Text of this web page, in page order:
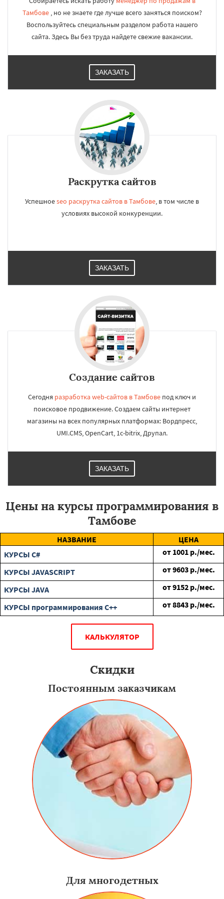
Тамбове, но не знаете где лучше всего заняться поиском?
Воспользуйтесь специальным разделом работа нашего
сайта. Здесь Вы без труда найдете свежие вакансии.
ЗАКАЗАТЬ
Раскрутка сайтов
Успешноеseo раскрутка сайтов в Тамбове, в том числе в
условиях высокой конкуренции.
ЗАКАЗАТЬ
Создание сайтов
Сегодня разработка web-сайтов в Тамбове под ключ и
поисковое продвижение. Создаем сайты интернет
магазины на всех популярных платформах: Вордпресс,
UMI.CMS, OpenCart, 1c-bitrix, Друпал.
ЗАКАЗАТЬ
Цены на курсы программирования в
Тамбове
НАЗВАНИЕ
ЦЕНА
КУРСЫ C#
от 1001 р./мес.
КУРСЫ JAVASCRIPT
от9603 р./мес.
КУРСЫ JAVA
от9152 р./мес.
КУРСЫ программирования C++
от8843 р./мес.
КАЛЬКУЛЯТОР
Скидки
Постоянным заказчикам
Для многодетных